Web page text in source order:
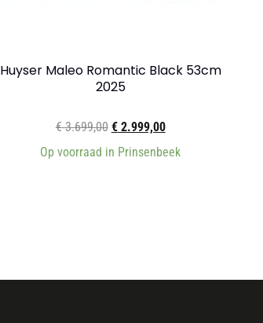
Huyser Maleo Romantic Black 53cm
2025
€3.699,00 €2.999,00
Op voorraad in Prinsenbeek